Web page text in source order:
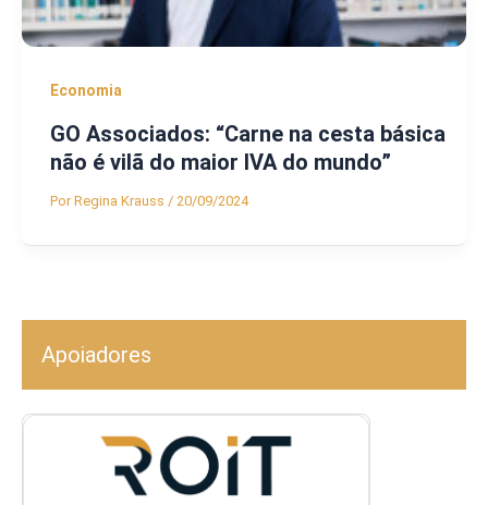
Economia
GO Associados: “Carne na cesta básica
não é vilã do maior IVA do mundo”
PorRegina Krauss / 20/09/2024
Apoiadores